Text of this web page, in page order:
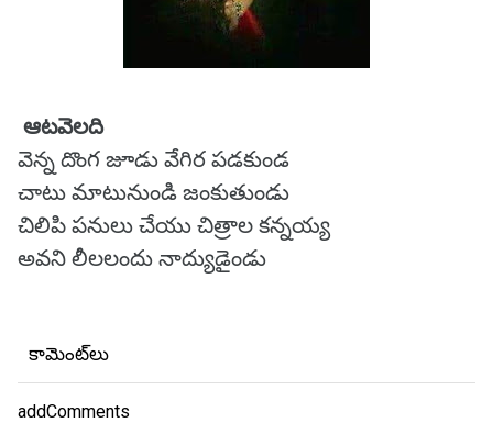
ఆటవెలది
వెన్న దొంగ జూడు వేగిర పడకుండ
చాటు మాటునుండి జంకుతుండు
చిలిపి పనులు చేయు చిత్రాల కన్నయ్య
అవని లీలలందు నాద్యుడైండు
కామెంట్‌లు
addComments